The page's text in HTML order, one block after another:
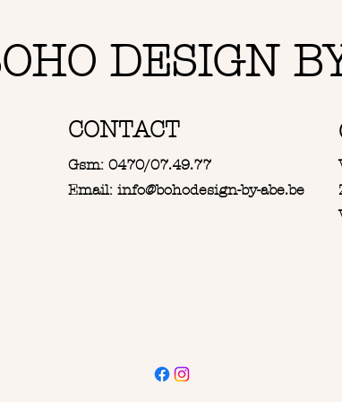
DESIGN
CONTACT
Gsm: 0470/07.49.77
Email: info@bohodesign-by-abe.be